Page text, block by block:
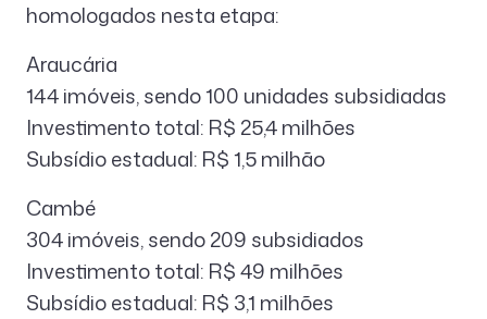
homologados nesta etapa:
Araucária
144 imóveis, sendo 100 unidades subsidiadas
Investimento total: R$ 25,4 milhões
Subsídio estadual: R$ 1,5 milhão
Cambé
304 imóveis, sendo 209 subsidiados
Investimento total: R$ 49 milhões
Subsídio estadual: R$ 3,1 milhões